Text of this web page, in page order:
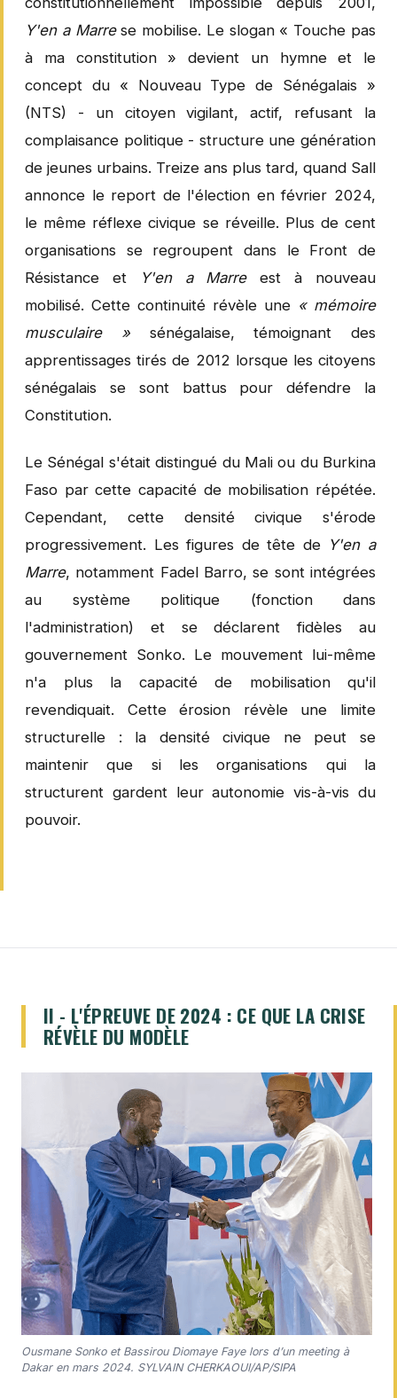
Y'en a Marrese mobilise. Le slogan « Touche pas
à ma constitution » devient un hymne et le
concept du « Nouveau Type de Sénégalais »
(NTS) - un citoyen vigilant, actif, refusant la
complaisance politique - structure une génération
de jeunes urbains. Treize ans plus tard, quand Sall
annonce le report de l'élection en février 2024,
le même réflexe civique se réveille. Plus de cent
organisations se regroupent dans le Front de
Résistance et
Y'en a Marreest à nouveau
mobilisé. Cette continuité révèle une « mémoire
musculaire »sénégalaise, témoignant des
apprentissages tirés de 2012 lorsque les citoyens
sénégalais se sont battus pour défendre la
Constitution.
Le Sénégal s'était distingué du Mali ou du Burkina
Faso par cette capacité de mobilisation répétée.
Cependant, cette densité civique s'érode
progressivement. Les figures de tête de Y'en a
Marre, notamment Fadel Barro, se sont intégrées
au système politique (fonction dans
l'administration) et se déclarent fidèles au
gouvernement Sonko. Le mouvement lui-même
n'a plus la capacité de mobilisation qu'il
revendiquait. Cette érosion révèle une limite
structurelle : la densité civique ne peut se
maintenir que si les organisations qui la
structurent gardent leur autonomie vis-à-vis du
pouvoir.
II - L'ÉPREUVE DE 2024 : CE QUE LA CRISE
RÉVÈLE DU MODÈLE
Ousmane Sonko et Bassirou Diomaye Faye lors d’un meeting à
Dakar en mars 2024. SYLVAIN CHERKAOUI/AP/SIPA